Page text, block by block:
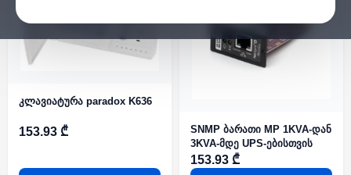
კლავიატურა paradox K636
153.93 ₾
SNMP ბარათი MP 1KVA-დან
3KVA-მდე UPS-ებისთვის
153.93 ₾